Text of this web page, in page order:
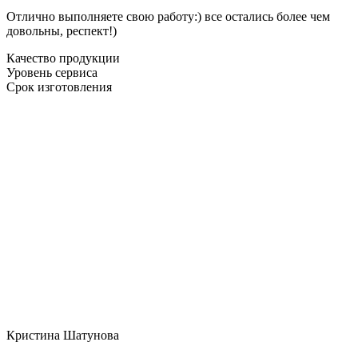
Отлично выполняете свою работу:) все остались более чем
довольны, респект!)
Качество продукции
Уровень сервиса
Срок изготовления
Кристина Шатунова